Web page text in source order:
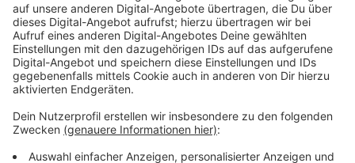
und Naturschutz für Hitdorf eben noch nicht
ausreichend berücksichtigt sind. Ich glaube, dass
es in Zeiten, wo es um Nachhaltigkeit geht und
auch um eine innovative Regionalpolitik, diese
Aspekte nicht mehr vernachlässigt werden
können.
Vom Verkehr betroffen würden vor allem die Ringstr.